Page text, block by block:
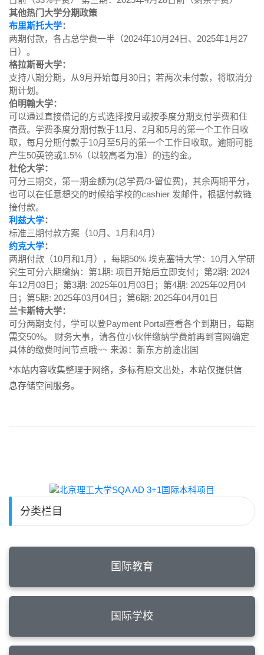
其他热门大学分期政策
布里斯托大学：
两期付款，各占总学费一半（2024年10月24日、2025年1月27
日）。
格拉斯哥大学：
支持八期分期，从9月开始每月30日；若两次未付款，将取消分
期计划。
伯明翰大学：
可以通过直接借记的方式选择按月或按季度分期支付学费和住
宿费。学费季度分期付款于11月、2月和5月的第一个工作日收
取，每月分期付款于10月至5月的第一个工作日收取。逾期可能
产生50英镑或1.5%（以较高者为准）的违约金。
杜伦大学：
可分三期交，第一期金额为(总学费/3-留位费)，其余两期平分，
也可以在任意想交的时候给学校的cashier 发邮件，根据付款链
接付款。
利兹大学：
标准三期付款方案（10月、1月和4月）
约克大学：
两期付款（10月和1月），每期50% 埃克塞特大学：10月入学研
究生可分六期缴纳：第1期: 项目开始后立即支付；第2期: 2024
年12月03日；第3期: 2025年01月03日；第4期: 2025年02月04
日；第5期: 2025年03月04日；第6期: 2025年04月01日
兰卡斯特大学：
可分两期支付，学可以登Payment Portal查看各个到期日，每期
需交50%。 财务大事，请各位小伙伴缴纳学费前再到官网确定
具体的缴费时间节点哦~~ 来源：新东方前途出国
*本站内容收集整理于网络，多标有原文出处，本站仅提供信
息存储空间服务。
分类栏目
国际教育
国际学校